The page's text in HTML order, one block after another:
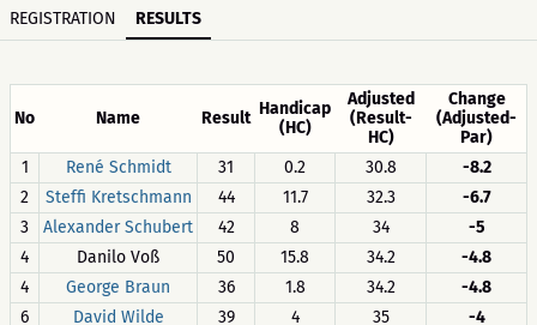
REGISTRATION RESULTS
No Name Result Handicap
(HC)
Adjusted
(Result-
HC)
Change
(Adjusted-
Par)
1
René Schmidt 31 0.2 30.8
-8.2
2
Steffi Kretschmann 44 11.7 32.3
-6.7
3
Alexander Schubert 42 8 34
-5
4
Danilo Voß 50 15.8 34.2
-4.8
4
George Braun 36 1.8 34.2
-4.8
6
David Wilde 39 4 35
-4